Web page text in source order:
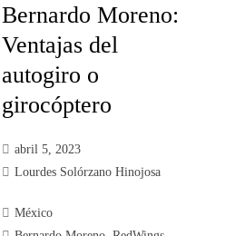
Bernardo Moreno:
Ventajas del
autogiro o
girocóptero
abril 5, 2023
Lourdes Solórzano Hinojosa
México